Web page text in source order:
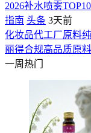
2026补水喷雾
指南 头条 3天前
化妆品代工厂原料
丽得合规高品质原
一周热门